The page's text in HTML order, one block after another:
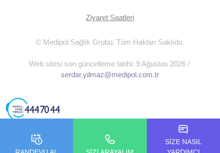
Ziyaret Saatleri
© Medipol Sağlık Grubu. Tüm Hakları Saklıdır.
Web sitesi son güncelleme tarihi: 9 Ağustos 2026 /
serdar.yilmaz@medipol.com.tr
SİZE NASIL